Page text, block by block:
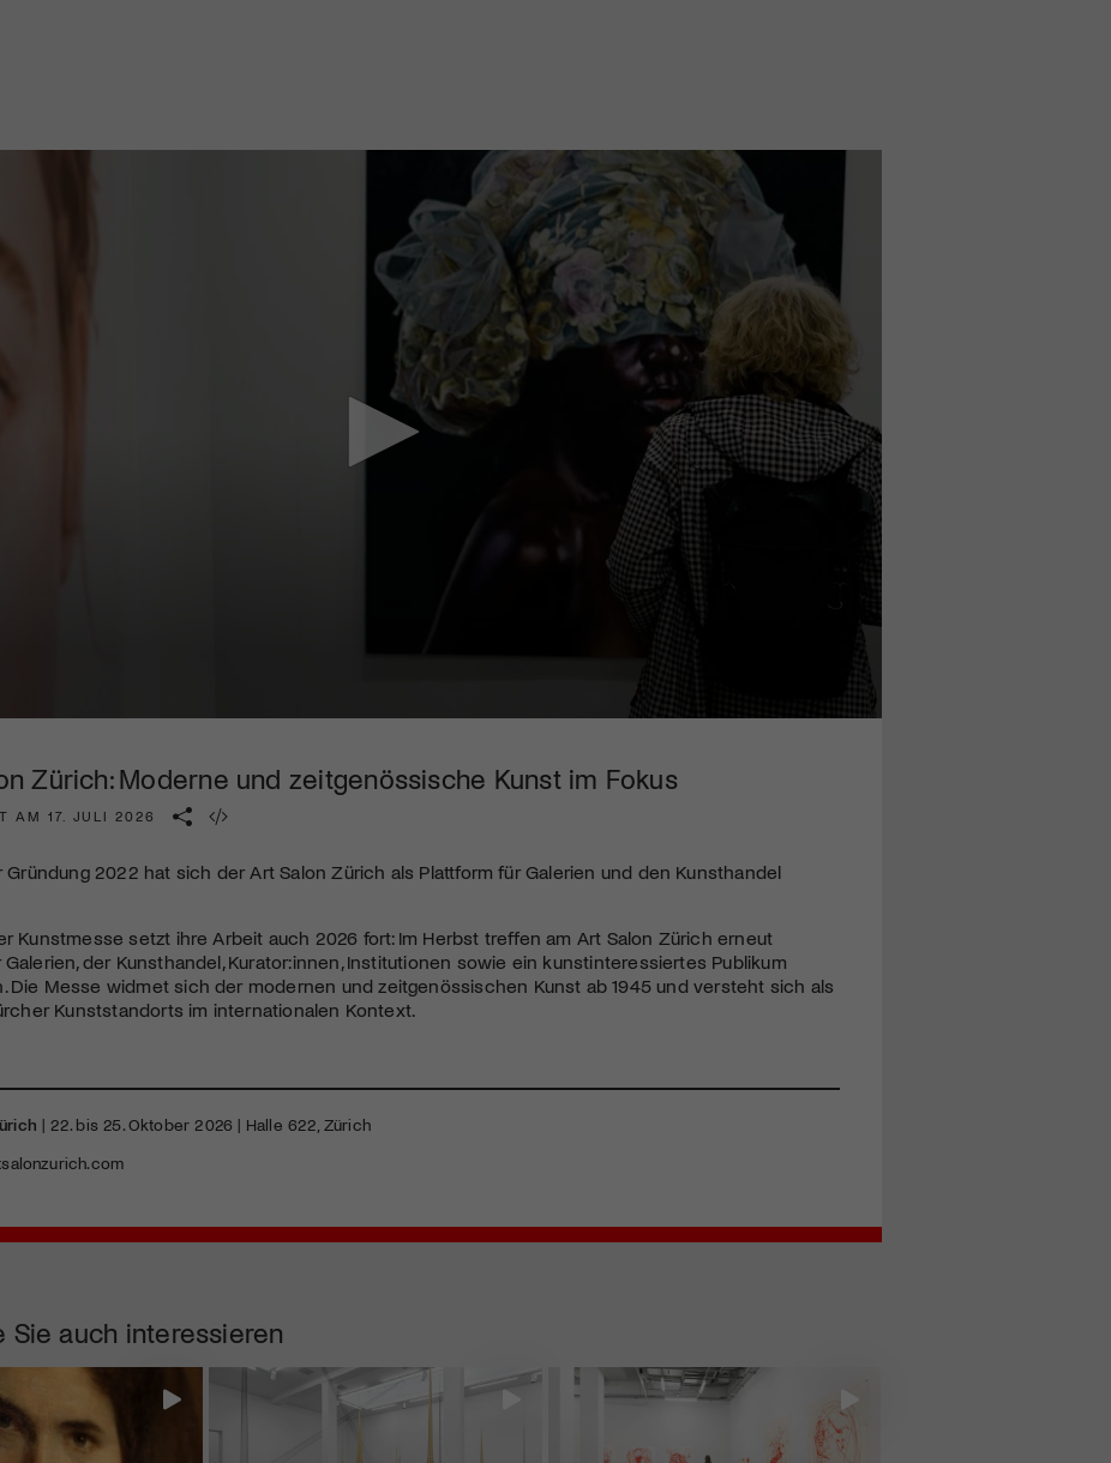
Zürich: Moderne und zeitgenössische Kunst im Fokus
AM 17. JULI 2026
Gründung 2022 hat sich der Art Salon Zürich als Plattform für Galerien und den Kunsthandel
Kunstmesse setzt ihre Arbeit auch 2026 fort: Im Herbst treffen am Art Salon Zürich erneut
der Kunsthandel, Kurator:innen, Institutionen sowie ein kunstinteressiertes Publikum
Die Messe widmet sich der modernen und zeitgenössischen Kunst ab 1945 und versteht sich als
Kunststandorts im internationalen Kontext.
| 22. bis 25. Oktober 2026 | Halle 622, Zürich
Sie auch interessieren